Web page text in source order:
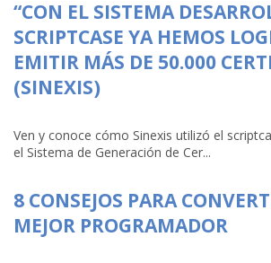
“CON EL SISTEMA
SCRIPTCASE YA HEMOS
EMITIR MÁS DE 50.000
(SINEXIS)
Ven y conoce cómo Sinexis utilizó el
el Sistema de Generación de Cer...
8 CONSEJOS PARA
MEJOR PROGRAMADOR